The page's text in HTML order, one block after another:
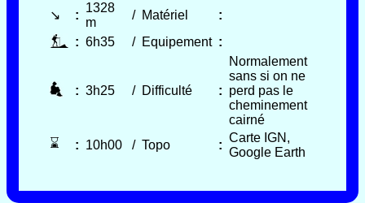
↘
:
1328
m
/ Matériel
:
: 6h35 / Equipement :
: 3h25 / Difficulté :
Normalement
sans si on ne
perd pas le
cheminement
cairné
⌛
: 10h00 / Topo :
Carte IGN,
Google Earth